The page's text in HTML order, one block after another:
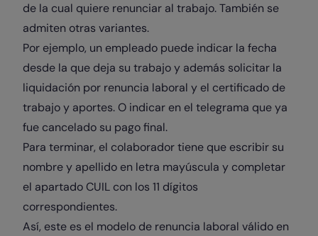
de la cual quiere renunciar al trabajo. También se
admiten otras variantes.
Por ejemplo, un empleado puede indicar la fecha
desde la que deja su trabajo y además solicitar la
liquidación por renuncia laboral y el certificado de
trabajo y aportes. O indicar en el telegrama que ya
fue cancelado su pago final.
Para terminar, el colaborador tiene que escribir su
nombre y apellido en letra mayúscula y completar
el apartado CUIL con los 11 dígitos
correspondientes.
Así, este es el modelo de renuncia laboral válido en